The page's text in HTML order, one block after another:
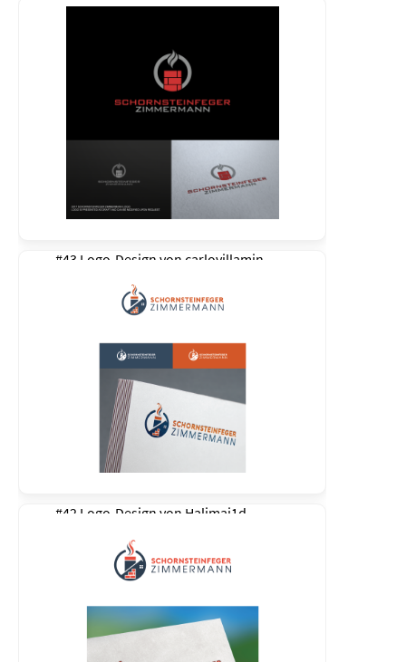
#43 Logo-Design von carlovillamin
#42 Logo-Design von Halimaj1d